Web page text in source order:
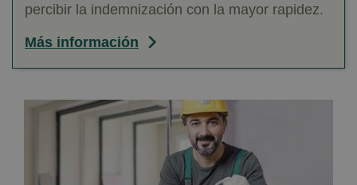
percibir la indemnización con la mayor rapidez.
Más información